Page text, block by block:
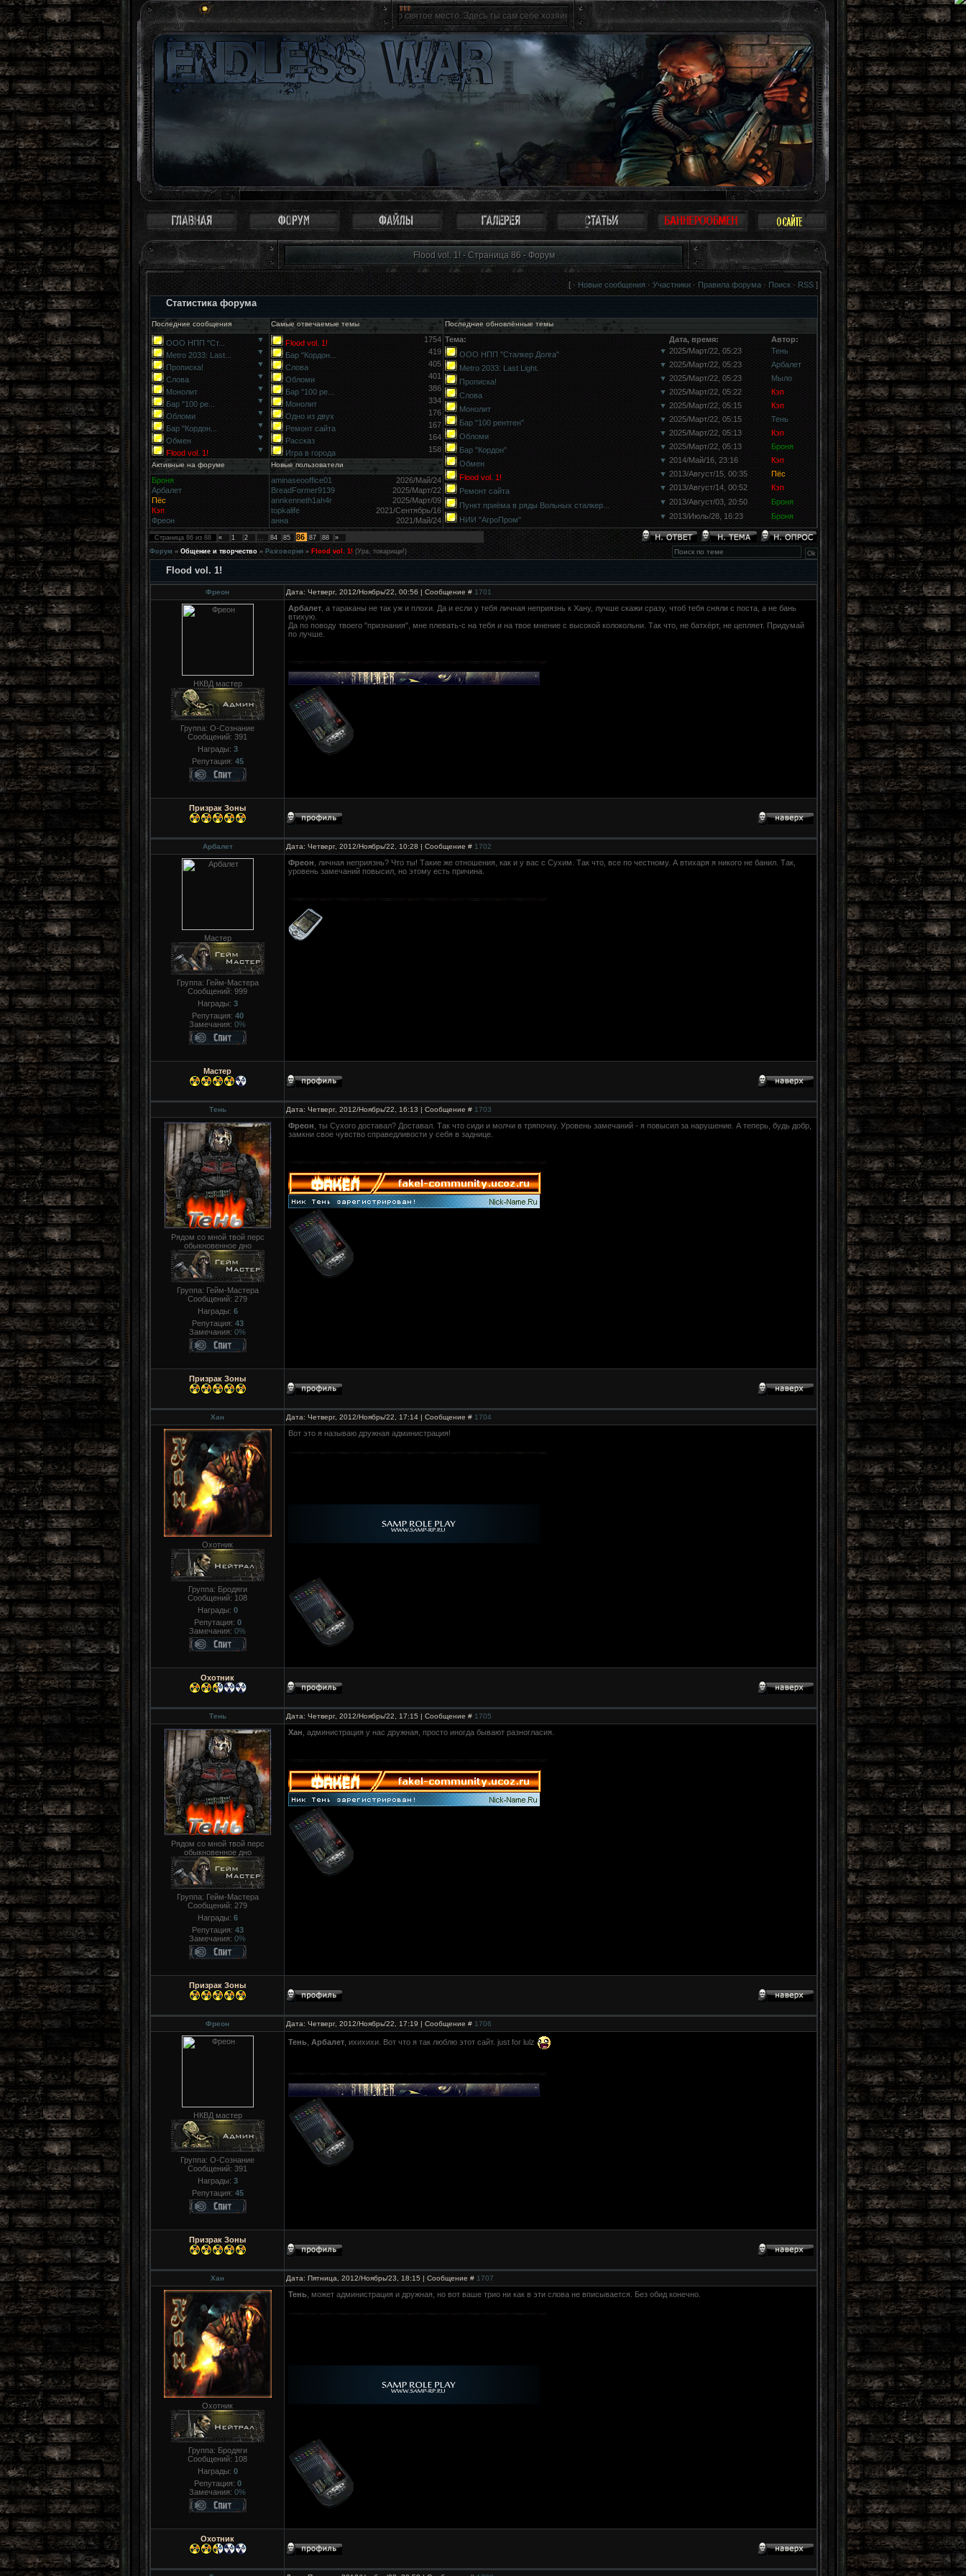
Зона - это святое место. Здесь ты сам себе хозяин, ты свободен как птица. Можно не воспринимать Зону всерьез, многие так и поступают: просто
Flood vol. 1! - Страница 86 - Форум
[ · Новые сообщения · Участники · Правила форума · Поиск · RSS ]
Статистика форума
Последние сообщения Самые отвечаемые темы Последние обновлённые темы
ООО НПП "Ст...
▼
Metro 2033: Last...
▼
Прописка!
▼
Слова
▼
Монолит
▼
Бар "100 ре...
▼
Обломи
▼
Бар "Кордон...
▼
Обмен
▼
Flood vol. 1!
▼
Flood vol. 1!
1754
Бар "Кордон...
419
Слова
405
Обломи
401
Бар "100 ре...
386
Монолит
334
Одно из двух
176
Ремонт сайта
167
Рассказ
164
Игра в города
158
Тема: Дата, время:
Автор:
ООО НПП "Сталкер Долга"
▼ 2025/Март/22, 05:23
Тень
Metro 2033: Last Light.
▼ 2025/Март/22, 05:23
Арбалет
Прописка!
▼ 2025/Март/22, 05:23
Мыло
Слова
▼ 2025/Март/22, 05:22
Кэп
Монолит
▼ 2025/Март/22, 05:15
Кэп
Бар "100 рентген"
▼ 2025/Март/22, 05:15
Тень
Обломи
▼ 2025/Март/22, 05:13
Кэп
Бар "Кордон"
▼ 2025/Март/22, 05:13
Броня
Обмен
▼ 2014/Май/16, 23:16
Кэп
Flood vol. 1!
▼ 2013/Август/15, 00:35
Пёс
Ремонт сайта
▼ 2013/Август/14, 00:52 Кэп
Пункт приёма в ряды Вольных сталкер... ▼ 2013/Август/03, 20:50 Броня
НИИ "АгроПром" ▼ 2013/Июль/28, 16:23 Броня
Активные на форуме Новые пользователи
Броня
Арбалет
Пёс
Кэп
Фреон
aminaseooffice01
2026/Май/24
BreadFormer9139
2025/Март/22
annkenneth1ah4r
2025/Март/09
topkalife
2021/Сентябрь/16
анна
2021/Май/24
Страница 86 из 88 « 1 2 … 84 85 86 87 88
»
Форум » Общение и творчество » Разговорня » Flood vol. 1! (Ура, товарищи!)
Flood vol. 1!
Фреон Дата: Четверг, 2012/Ноябрь/22, 00:56 | Сообщение # 1701
НКВД мастер
Группа: О-Сознание
Сообщений: 391
Награды: 3
Репутация: 45
Арбалет , а тараканы не так уж и плохи. Да и если у тебя личная неприязнь к Хану, лучше скажи сразу, чтоб тебя сняли с поста, а не бань
втихую.
Да по поводу твоего "признания", мне плевать-с на тебя и на твое мнение с высокой колокольни. Так что, не батхёрт, не цепляет. Придумай
по лучше.
Призрак Зоны
Арбалет Дата: Четверг, 2012/Ноябрь/22, 10:28 | Сообщение # 1702
Мастер
Группа: Гейм-Мастера
Сообщений: 999
Награды: 3
Репутация: 40
Замечания: 0%
Фреон , личная неприязнь? Что ты! Такие же отношения, как и у вас с Сухим. Так что, все по честному. А втихаря я никого не банил. Так,
уровень замечаний повысил, но этому есть причина.
Мастер
Тень Дата: Четверг, 2012/Ноябрь/22, 16:13 | Сообщение # 1703
Рядом со мной твой перс
обыкновенное дно
Группа: Гейм-Мастера
Сообщений: 279
Награды: 6
Репутация: 43
Замечания: 0%
Фреон , ты Сухого доставал? Доставал. Так что сиди и молчи в тряпочку. Уровень замечаний - я повысил за нарушение. А теперь, будь добр,
замкни свое чувство справедливости у себя в заднице.
Призрак Зоны
Хан Дата: Четверг, 2012/Ноябрь/22, 17:14 | Сообщение # 1704
Охотник
Группа: Бродяги
Сообщений: 108
Награды: 0
Репутация: 0
Замечания: 0%
Вот это я называю дружная администрация!
Охотник
Тень Дата: Четверг, 2012/Ноябрь/22, 17:15 | Сообщение # 1705
Рядом со мной твой перс
обыкновенное дно
Группа: Гейм-Мастера
Сообщений: 279
Награды: 6
Репутация: 43
Замечания: 0%
Хан , администрация у нас дружная, просто иногда бывают разногласия.
Призрак Зоны
Фреон Дата: Четверг, 2012/Ноябрь/22, 17:19 | Сообщение # 1706
НКВД мастер
Группа: О-Сознание
Сообщений: 391
Награды: 3
Репутация: 45
Тень Арбалет , ихихихи. Вот что я так люблю этот сайт. just for lulz
Призрак Зоны
Хан Дата: Пятница, 2012/Ноябрь/23, 18:15 | Сообщение # 1707
Охотник
Группа: Бродяги
Сообщений: 108
Награды: 0
Репутация: 0
Замечания: 0%
Тень , может администрация и дружная, но вот ваше трио ни как в эти слова не вписывается. Без обид конечно.
Охотник